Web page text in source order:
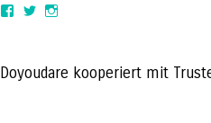
View
Facebook
View
TwitterInstagram
Doyoudare kooperiert mit